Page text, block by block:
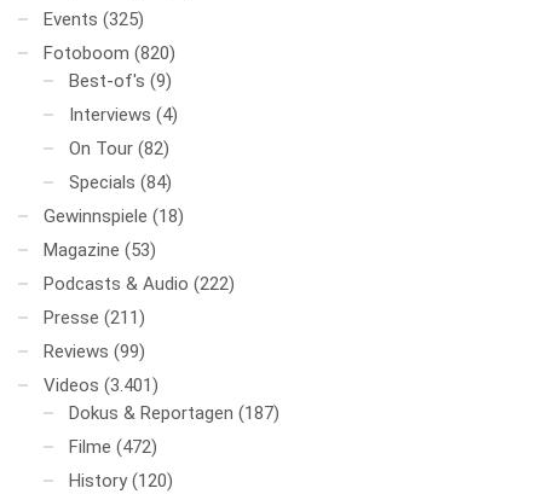
Events (325)
Fotoboom (820)
Best-of's (9)
Interviews (4)
On Tour (82)
Specials (84)
Gewinnspiele (18)
Magazine (53)
Podcasts & Audio (222)
Presse (211)
Reviews (99)
Videos (3.401)
Dokus & Reportagen (187)
Filme (472)
History (120)